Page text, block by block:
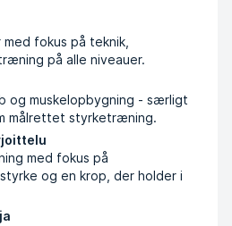
fokus på teknik,
på alle niveauer.
og muskelopbygning - særligt
målrettet styrketræning.
med fokus på
og en krop, der holder i